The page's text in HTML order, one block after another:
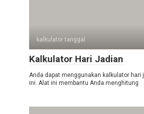
kalkulator tanggal
Kalkulator Hari Jadian
Anda dapat menggunakan kalkulator hari
ini. Alat ini membantu Anda menghitung